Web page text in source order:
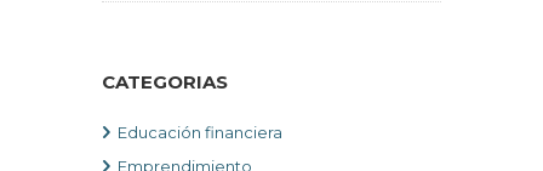
CATEGORIAS
Educación financiera
Emprendimiento